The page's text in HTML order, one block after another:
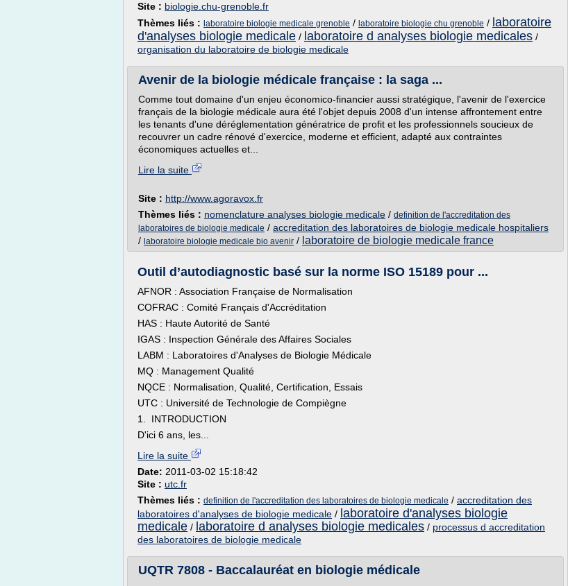
Site : biologie.chu-grenoble.fr
Thèmes liés : laboratoire biologie medicale grenoble / laboratoire biologie chu grenoble / laboratoire
d'analyses biologie medicale / laboratoire d analyses biologie medicales /
organisation du laboratoire de biologie medicale
Avenir de la biologie médicale française : la saga ...
Comme tout domaine d'un enjeu économico-financier aussi stratégique, l'avenir de l'exercice
français de la biologie médicale aura été l'objet depuis 2008 d'un intense affrontement entre
les tenants d'une déréglementation génératrice de profit et les professionnels soucieux de
recouvrer un cadre rénové d'exercice, moderne et efficient, adapté aux contraintes
économiques actuelles et...
Lire la suite
Site : http://www.agoravox.fr
Thèmes liés : nomenclature analyses biologie medicale / definition de l'accreditation des
laboratoires de biologie medicale / accreditation des laboratoires de biologie medicale hospitaliers
/ laboratoire biologie medicale bio avenir / laboratoire de biologie medicale france
Outil d’autodiagnostic basé sur la norme ISO 15189 pour ...
AFNOR : Association Française de Normalisation
COFRAC : Comité Français d'Accréditation
HAS : Haute Autorité de Santé
IGAS : Inspection Générale des Affaires Sociales
LABM : Laboratoires d'Analyses de Biologie Médicale
MQ : Management Qualité
NQCE : Normalisation, Qualité, Certification, Essais
UTC : Université de Technologie de Compiègne
1. INTRODUCTION
D'ici 6 ans, les...
Lire la suite
Date: 2011-03-02 15:18:42
Site : utc.fr
Thèmes liés : definition de l'accreditation des laboratoires de biologie medicale / accreditation des
laboratoires d'analyses de biologie medicale / laboratoire d'analyses biologie
medicale / laboratoire d analyses biologie medicales / processus d accreditation
des laboratoires de biologie medicale
UQTR 7808 - Baccalauréat en biologie médicale